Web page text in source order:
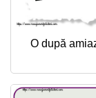
O după